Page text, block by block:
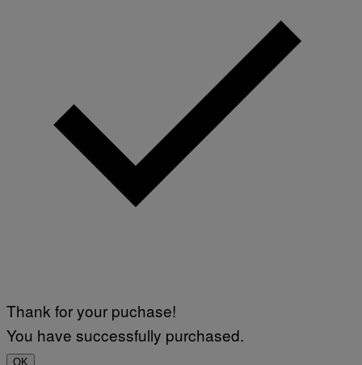
Thank for your puchase!
You have successfully purchased.
OK